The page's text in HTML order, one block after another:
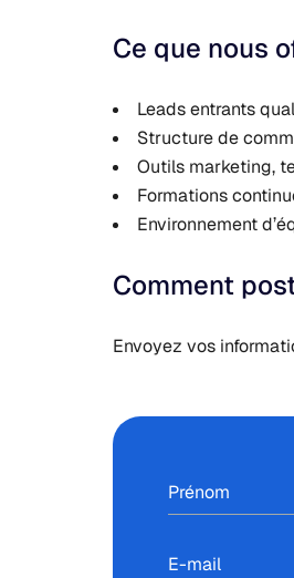
Ce que nous
Leads entrants
Structure de
Outils marketing,
Formations
Environnement
Comment
Envoyez vos